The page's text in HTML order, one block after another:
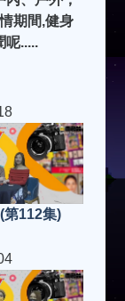
期間,健身
呢.....
第112集)